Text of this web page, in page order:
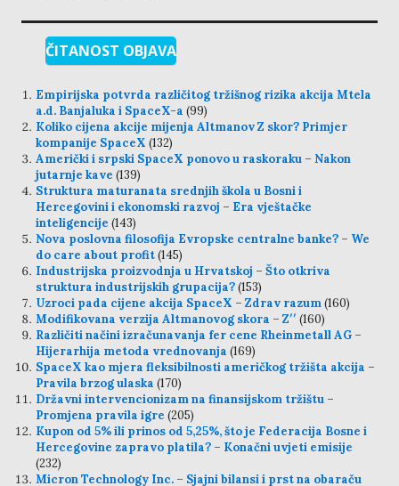
ČITANOST OBJAVA
Empirijska potvrda različitog tržišnog rizika akcija Mtela
a.d. Banjaluka i SpaceX-a (99)
Koliko cijena akcije mijenja Altmanov Z skor? Primjer
kompanije SpaceX (132)
Američki i srpski SpaceX ponovo u raskoraku – Nakon
jutarnje kave (139)
Struktura maturanata srednjih škola u Bosni i
Hercegovini i ekonomski razvoj – Era vještačke
inteligencije (143)
Nova poslovna filosofija Evropske centralne banke? – We
do care about profit(145)
Industrijska proizvodnja u Hrvatskoj – Što otkriva
struktura industrijskih grupacija?(153)
Uzroci pada cijene akcija SpaceX – Zdrav razum(160)
Modifikovana verzija Altmanovog skora – Z′′ (160)
Različiti načini izračunavanja fer cene Rheinmetall AG –
Hijerarhija metoda vrednovanja (169)
SpaceX kao mjera fleksibilnosti američkog tržišta akcija –
Pravila brzog ulaska (170)
Državni intervencionizam na finansijskom tržištu –
Promjena pravila igre (205)
Kupon od 5% ili prinos od 5,25%, što je Federacija Bosne i
Hercegovine zapravo platila? – Konačni uvjeti emisije
(232)
Micron Technology Inc. – Sjajni bilansi i prst na obaraču